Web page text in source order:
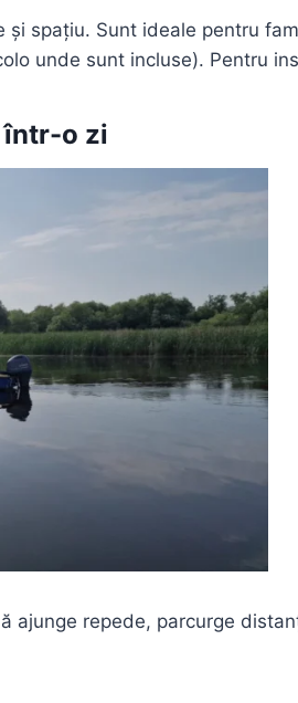
spațiu. Sunt ideale pentru
unde sunt incluse). Pentru
într-o zi
ajunge repede, parcurge